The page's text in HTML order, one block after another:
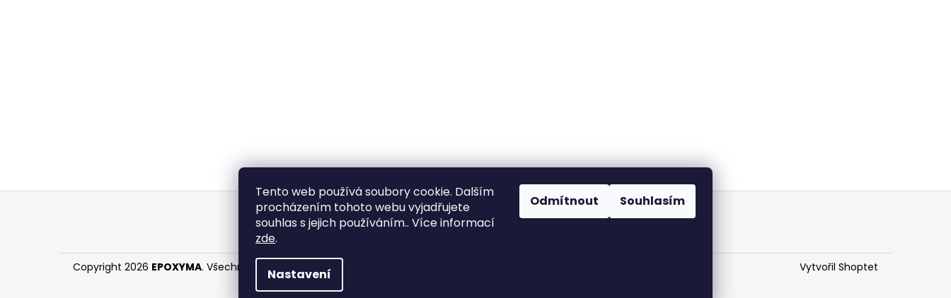
Tento web používá soubory cookie. Dalším
procházením tohoto webu vyjadřujete
souhlas s jejich používáním.. Více informací
zde.
Nastavení
Odmítnout Souhlasím
Z
Vytvořil Shoptet
Copyright 2026 EPOXYMA. Všechna práva vyhrazena.